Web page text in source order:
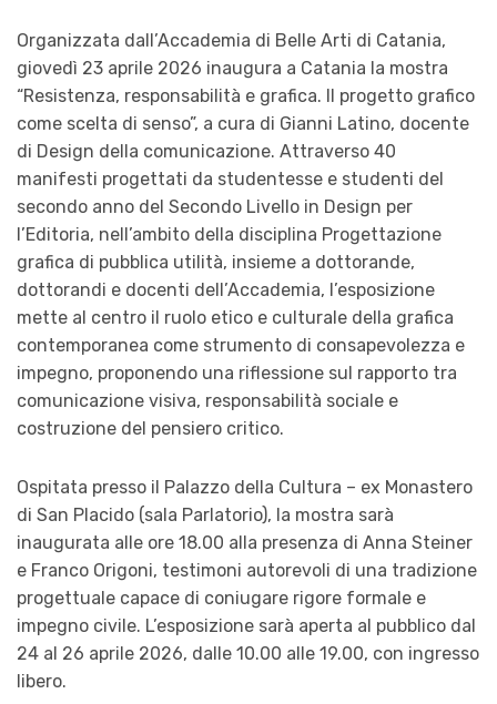
Organizzata dall’Accademia di Belle Arti di Catania,
giovedì 23 aprile 2026 inaugura a Catania la mostra
“Resistenza, responsabilità e grafica. Il progetto grafico
come scelta di senso”, a cura di Gianni Latino, docente
di Design della comunicazione. Attraverso 40
manifesti progettati da studentesse e studenti del
secondo anno del Secondo Livello in Design per
l’Editoria, nell’ambito della disciplina Progettazione
grafica di pubblica utilità, insieme a dottorande,
dottorandi e docenti dell’Accademia, l’esposizione
mette al centro il ruolo etico e culturale della grafica
contemporanea come strumento di consapevolezza e
impegno, proponendo una riflessione sul rapporto tra
comunicazione visiva, responsabilità sociale e
costruzione del pensiero critico.
Ospitata presso il Palazzo della Cultura – ex Monastero
di San Placido (sala Parlatorio), la mostra sarà
inaugurata alle ore 18.00 alla presenza di Anna Steiner
e Franco Origoni, testimoni autorevoli di una tradizione
progettuale capace di coniugare rigore formale e
impegno civile. L’esposizione sarà aperta al pubblico dal
24 al 26 aprile 2026, dalle 10.00 alle 19.00, con ingresso
libero.